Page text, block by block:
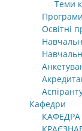
Теми
Освітні
Кафедри
КАФЕДРА